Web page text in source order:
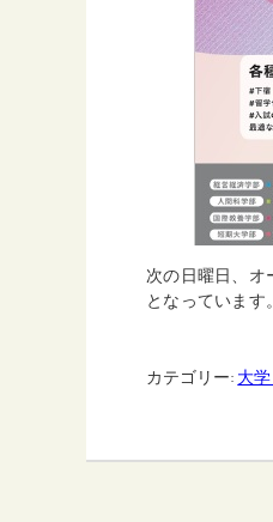
次の日曜日、オ
となっています
カテゴリー: 大